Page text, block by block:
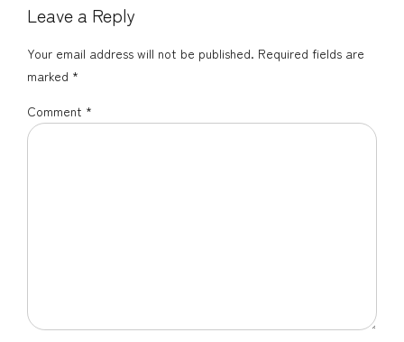
Leave a Reply
Your email address will not be published. Required fields are
marked *
Comment *